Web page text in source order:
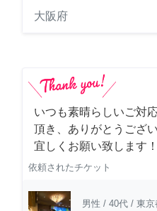
大阪府
いつも素晴らしいご対
頂き、ありがとうござ
宜しくお願い致します！
依頼されたチケット
男性 / 40代 / 東京